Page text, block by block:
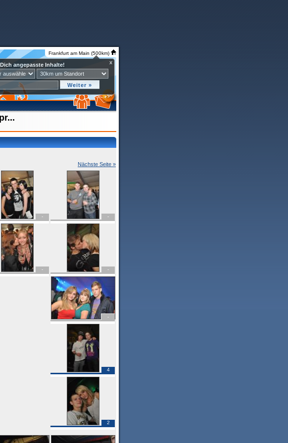
Frankfurt am Main (500km)
angepasste Inhalte! x
Nächste Seite »
- -
- -
-
4
2